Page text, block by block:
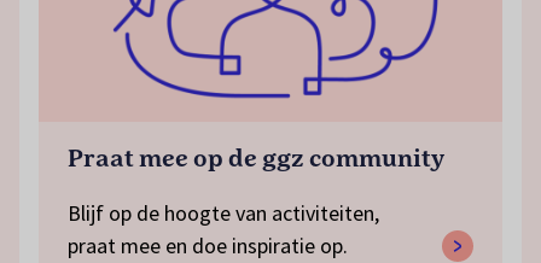
Praat mee op de ggz community
Blijf op de hoogte van activiteiten,
praat mee en doe inspiratie op.